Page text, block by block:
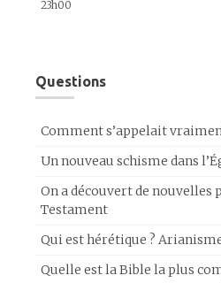
23h00
Questions
Comment s’appelait
Un nouveau schisme dans
On a découvert de nouvelles
Testament
Qui est hérétique ?
Quelle est la Bible la plus